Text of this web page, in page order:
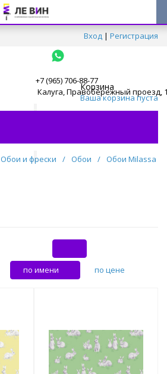
Вход | Регистрация
+7 (965) 706-88-77
Калуга, Правобережный проезд,
Корзина
Ваша корзина пуста
Обои и фрески / Обои / Обои Milassa
по имени по цене